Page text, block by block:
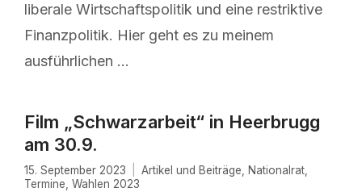
liberale Wirtschaftspolitik und eine restriktive
Finanzpolitik. Hier geht es zu meinem
ausführlichen …
Film „Schwarzarbeit“ in Heerbrugg
am 30.9.
15. September 2023 Artikel und Beiträge Nationalrat
Termine Wahlen 2023